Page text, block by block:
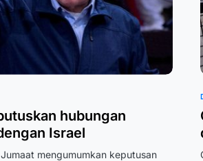
hubungan
Israel
mengumumkan keputusan